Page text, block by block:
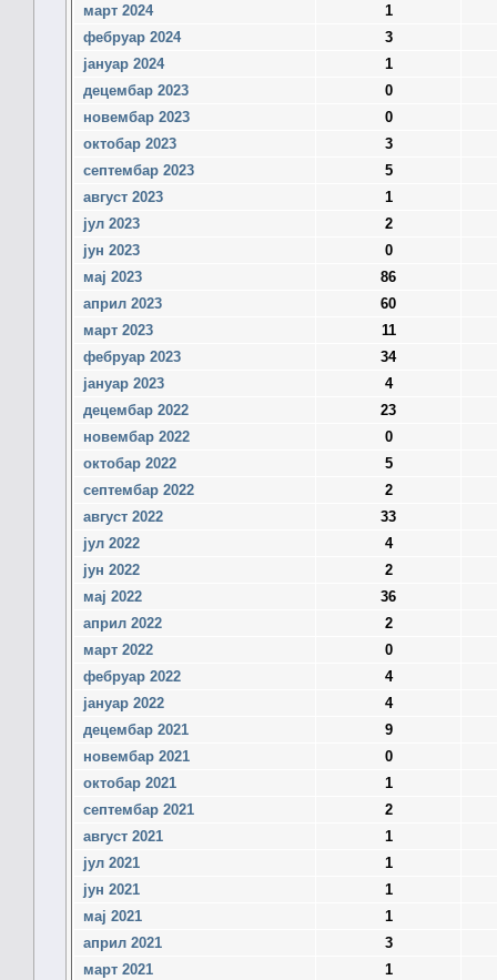
март 2024
1
фебруар 2024
3
јануар 2024
1
децембар 2023
0
новембар 2023
0
октобар 2023
3
септембар 2023
5
август 2023
1
јул 2023
2
јун 2023
0
мај 2023
86
април 2023
60
март 2023
11
фебруар 2023
34
јануар 2023
4
децембар 2022
23
новембар 2022
0
октобар 2022
5
септембар 2022
2
август 2022
33
јул 2022
4
јун 2022
2
мај 2022
36
април 2022
2
март 2022
0
фебруар 2022
4
јануар 2022
4
децембар 2021
9
новембар 2021
0
октобар 2021
1
септембар 2021
2
август 2021
1
јул 2021
1
јун 2021
1
мај 2021
1
април 2021
3
март 2021
1